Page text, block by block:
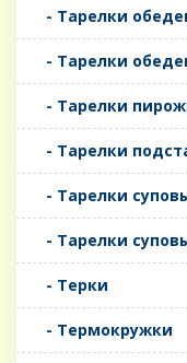
- Тарелки
- Тарелки
- Тарелки
- Тарелки
- Тарелки
- Тарелки
- Терки
- Термокружки